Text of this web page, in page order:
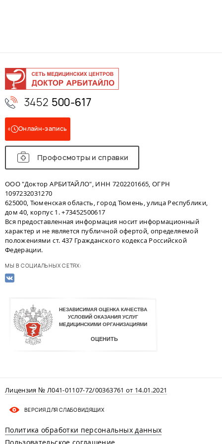
3452 500-617
Онлайн-запись
Профосмотры и справки
ООО "Доктор АРБИТАЙЛО", ИНН 7202201665, ОГРН
1097232031270
625000, Тюменская область, город Тюмень, улица Республики,
дом 40, корпус 1. +73452500617
Вся предоставленная информация носит информационный
характер и не является публичной офертой, определяемой
положениями ст. 437 Гражданского кодекса Российской
Федерации.
МЫ В СОЦИАЛЬНЫХ СЕТЯХ:
Лицензия № Л041-01107-72/00363761 от 14.01.2021
ВЕРСИЯ ДЛЯ СЛАБОВИДЯЩИХ
Политика обработки персональных данных